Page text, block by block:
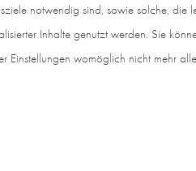
notwendig sind, sowie solche,
Inhalte genutzt werden. Sie
Einstellungen womöglich nicht mehr